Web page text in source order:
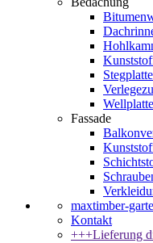
Fassade
maxtimber-
Kontakt
+++Lieferung